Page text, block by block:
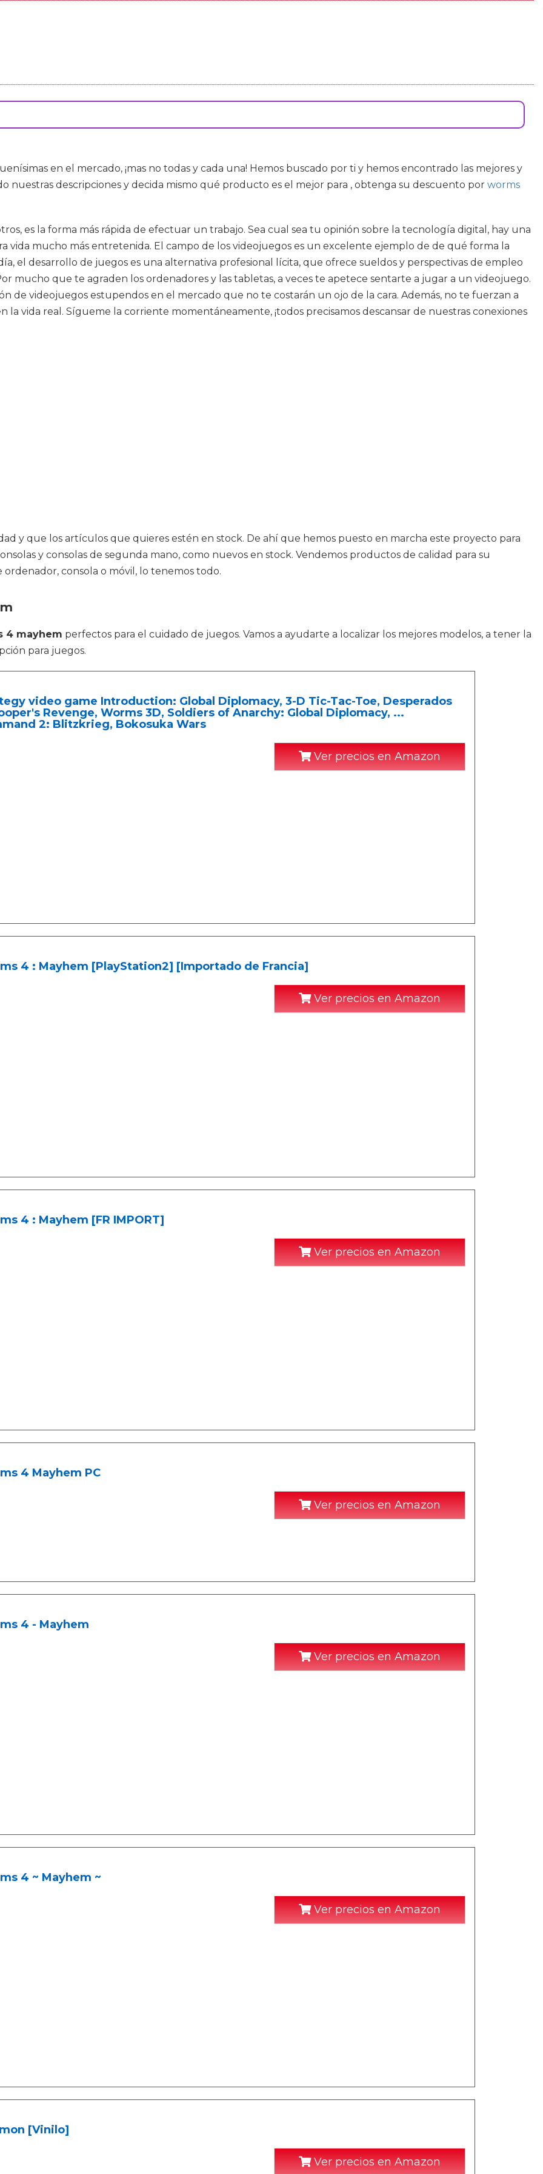
en el mercado, ¡mas no todas y cada una! Hemos buscado por ti y hemos encontrado las mejores y
nuestras descripciones y decida mismo qué producto es el mejor para , obtenga su descuento por worms
es la forma más rápida de efectuar un trabajo. Sea cual sea tu opinión sobre la tecnología digital, hay una
vida mucho más entretenida. El campo de los videojuegos es un excelente ejemplo de de qué forma la
el desarrollo de juegos es una alternativa profesional lícita, que ofrece sueldos y perspectivas de empleo
mucho que te agraden los ordenadores y las tabletas, a veces te apetece sentarte a jugar a un videojuego.
de videojuegos estupendos en el mercado que no te costarán un ojo de la cara. Además, no te fuerzan a
vida real. Sígueme la corriente momentáneamente, ¡todos precisamos descansar de nuestras conexiones
y que los artículos que quieres estén en stock. De ahí que hemos puesto en marcha este proyecto para
y consolas de segunda mano, como nuevos en stock. Vendemos productos de calidad para su
consola o móvil, lo tenemos todo.
4 mayhem perfectos para el cuidado de juegos. Vamos a ayudarte a localizar los mejores modelos, a tener la
para juegos.
video game Introduction: Global Diplomacy, 3-D Tic-Tac-Toe, Desperados
Revenge, Worms 3D, Soldiers of Anarchy: Global Diplomacy, ...
2: Blitzkrieg, Bokosuka Wars
Ver precios en Amazon
4 : Mayhem [PlayStation2] [Importado de Francia]
Ver precios en Amazon
4 : Mayhem [FR IMPORT]
Ver precios en Amazon
4 Mayhem PC
Ver precios en Amazon
4 - Mayhem
Ver precios en Amazon
4 ~ Mayhem ~
Ver precios en Amazon
[Vinilo]
Ver precios en Amazon